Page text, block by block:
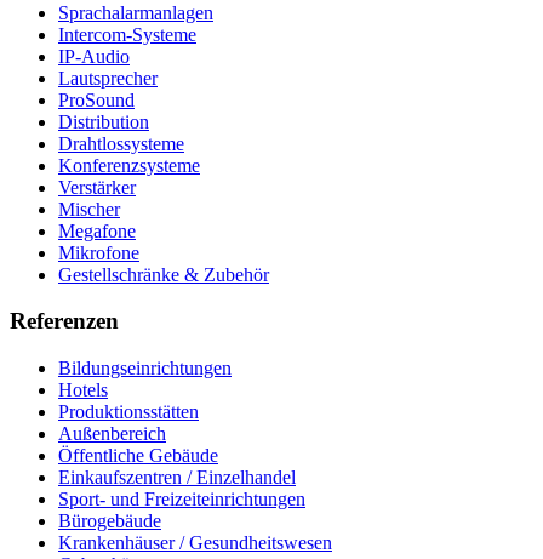
Sprachalarmanlagen
Intercom-Systeme
IP-Audio
Lautsprecher
ProSound
Distribution
Drahtlossysteme
Konferenzsysteme
Verstärker
Mischer
Megafone
Mikrofone
Gestellschränke & Zubehör
Referenzen
Bildungseinrichtungen
Hotels
Produktionsstätten
Außenbereich
Öffentliche Gebäude
Einkaufszentren / Einzelhandel
Sport- und Freizeiteinrichtungen
Bürogebäude
Krankenhäuser / Gesundheitswesen